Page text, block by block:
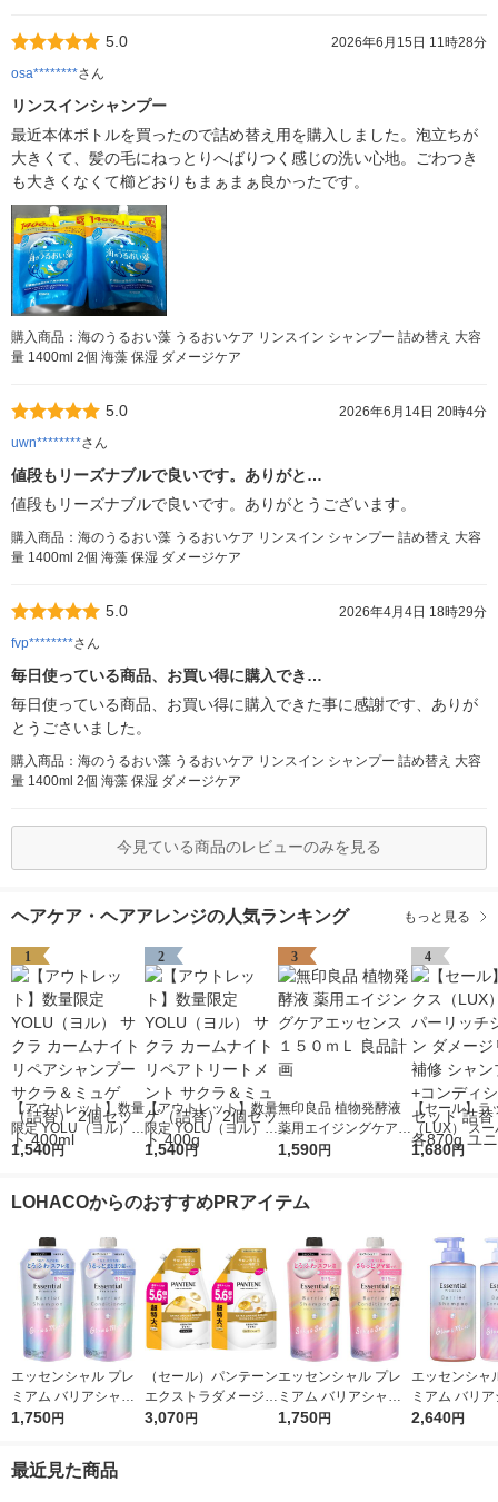
5.0
2026年6月15日 11時28分
osa********さん
リンスインシャンプー
最近本体ボトルを買ったので詰め替え用を購入しました。泡立ちが
大きくて、髪の毛にねっとりへばりつく感じの洗い心地。ごわつき
も大きくなくて櫛どおりもまぁまぁ良かったです。
購入商品：海のうるおい藻 うるおいケア リンスイン シャンプー 詰め替え 大容
量 1400ml 2個 海藻 保湿 ダメージケア
5.0
2026年6月14日 20時4分
uwn********さん
値段もリーズナブルで良いです。ありがと…
値段もリーズナブルで良いです。ありがとうございます。
購入商品：海のうるおい藻 うるおいケア リンスイン シャンプー 詰め替え 大容
量 1400ml 2個 海藻 保湿 ダメージケア
5.0
2026年4月4日 18時29分
fvp********さん
毎日使っている商品、お買い得に購入でき…
毎日使っている商品、お買い得に購入できた事に感謝です、ありが
とうごさいました。
購入商品：海のうるおい藻 うるおいケア リンスイン シャンプー 詰め替え 大容
量 1400ml 2個 海藻 保湿 ダメージケア
今見ている商品のレビューのみを見る
ヘアケア・ヘアアレンジの人気ランキング もっと見る
1
【アウトレット】数量
限定 YOLU（ヨル）
サクラ カームナイト
2個セット 400ml
1,540円
2
【アウトレット】数量
限定 YOLU（ヨル）
サクラ カームナイト
替）2個セット 400g
1,540円
3
無印良品 植物発酵液
薬用エイジングケアエ
ッセンス １５０ｍＬ
1,590円
4
【セール】ラ
（LUX） ス
ッチシャイン
1,680円
LOHACOからのおすすめPRアイテム
エッセンシャル プレ
ミアム バリアシャン
プー + コンディショ
1,750円
（セール）パンテーン
エクストラダメージリ
ペア シャンプー + コ
3,070円
エッセンシャル プレ
ミアム バリアシャン
プー + コンディショ
1,750円
エッセンシャ
ミアム バリ
プー + コンデ
2,640円
最近見た商品